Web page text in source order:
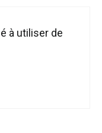
à utiliser de